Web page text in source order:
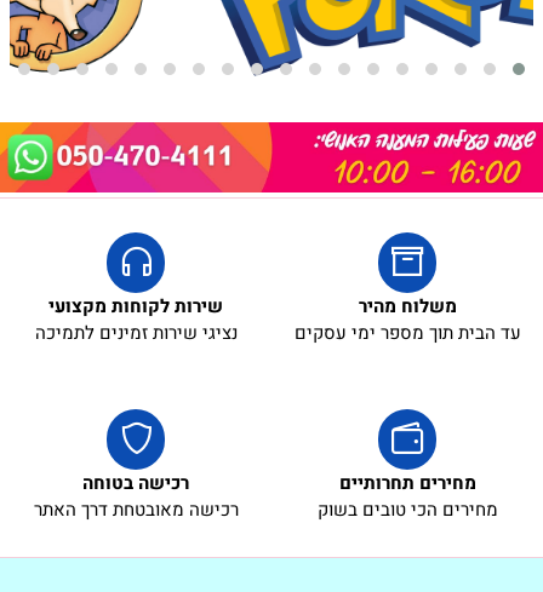
משלוח מהיר
עד הבית תוך מספר ימי עסקים
שירות לקוחות מקצועי
נציגי שירות זמינים לתמיכה
מחירים תחרותיים
מחירים הכי טובים בשוק
רכישה בטוחה
רכישה מאובטחת דרך האתר